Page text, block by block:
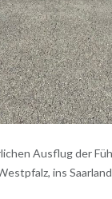
Ausflug der
ins